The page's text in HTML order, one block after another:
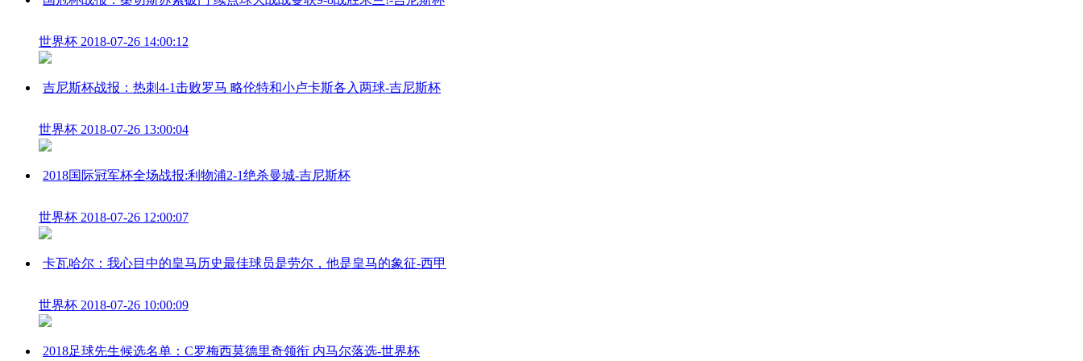
世界杯 2018-07-26 14:00:12
吉尼斯杯战报：热刺4-1击败罗马 略伦特和小卢卡斯各入两球-吉尼斯杯
世界杯 2018-07-26 13:00:04
2018国际冠军杯全场战报:利物浦2-1绝杀曼城-吉尼斯杯
世界杯 2018-07-26 12:00:07
卡瓦哈尔：我心目中的皇马历史最佳球员是劳尔，他是皇马的象征-西甲
世界杯 2018-07-26 10:00:09
2018足球先生候选名单：C罗梅西莫德里奇领衔 内马尔落选-世界杯